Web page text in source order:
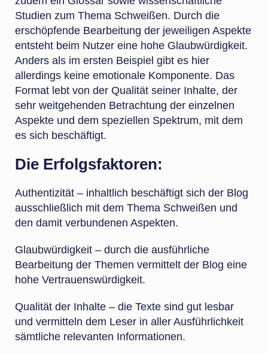
Studien zum Thema Schweißen. Durch die
erschöpfende Bearbeitung der jeweiligen Aspekte
entsteht beim Nutzer eine hohe Glaubwürdigkeit.
Anders als im ersten Beispiel gibt es hier
allerdings keine emotionale Komponente. Das
Format lebt von der Qualität seiner Inhalte, der
sehr weitgehenden Betrachtung der einzelnen
Aspekte und dem speziellen Spektrum, mit dem
es sich beschäftigt.
Die Erfolgsfaktoren:
Authentizität – inhaltlich beschäftigt sich der Blog
ausschließlich mit dem Thema Schweißen und
den damit verbundenen Aspekten.
Glaubwürdigkeit – durch die ausführliche
Bearbeitung der Themen vermittelt der Blog eine
hohe Vertrauenswürdigkeit.
Qualität der Inhalte – die Texte sind gut lesbar
und vermitteln dem Leser in aller Ausführlichkeit
sämtliche relevanten Informationen.